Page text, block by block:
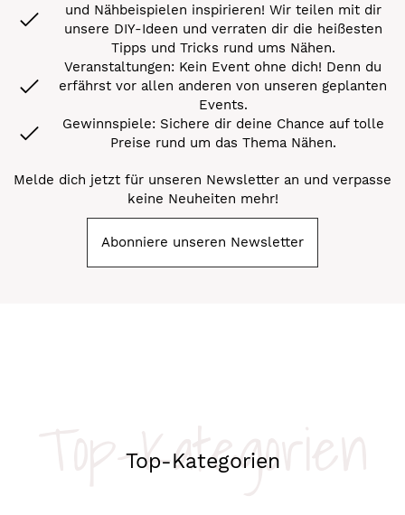
und Nähbeispielen inspirieren! Wir teilen mit dir
unsere DIY-Ideen und verraten dir die heißesten
Tipps und Tricks rund ums Nähen.
Veranstaltungen: Kein Event ohne dich! Denn du
erfährst vor allen anderen von unseren geplanten
Events.
Gewinnspiele: Sichere dir deine Chance auf tolle
Preise rund um das Thema Nähen.
Melde dich jetzt für unseren Newsletter an und verpasse
keine Neuheiten mehr!
Abonniere unseren Newsletter
Top-Kategorien
Top-Kategorien